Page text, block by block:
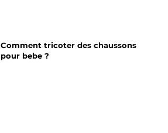
Comment tricoter des chaussons
pour bebe ?